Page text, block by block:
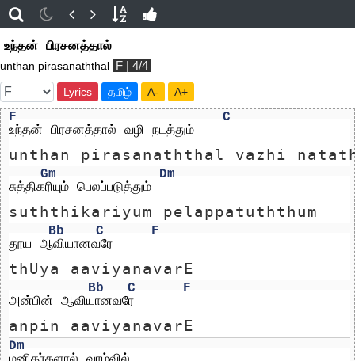
உந்தன் பிரசனத்தால்
unthan pirasanaththal F | 4/4
Lyrics தமிழ் A- A+
F
C
உந்தன் பிரசனத்தால் வழி நடத்தும்
unthan pirasanaththal vazhi
Gm
Dm
சுத்திகரியும் பெலப்படுத்தும்
suththikariyum pelappatuththum
Bb C
F
தூய ஆவியானவரே
thUya aaviyanavarE
Bb C
F
அன்பின் ஆவியானவரே
anpin aaviyanavarE
Dm